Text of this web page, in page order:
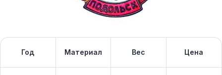
Год Материал Вес Цена